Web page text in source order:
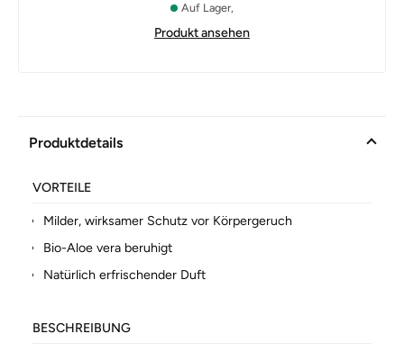
Auf Lager,
Produkt ansehen
Produktdetails
VORTEILE
Milder, wirksamer Schutz vor Körpergeruch
Bio-Aloe vera beruhigt
Natürlich erfrischender Duft
BESCHREIBUNG